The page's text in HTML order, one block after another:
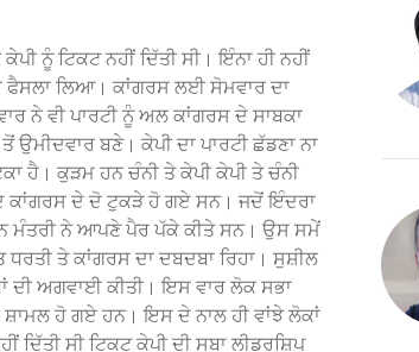
ਨੂੰ ਟਿਕਟ ਨਹੀਂ ਦਿੱਤੀ ਸੀ। ਇੰਨਾ ਹੀ ਨਹੀਂ
ਫੈਸਲਾ ਲਿਆ। ਕਾਂਗਰਸ ਲਈ ਸੋਮਵਾਰ ਦਾ
ਨੇ ਵੀ ਪਾਰਟੀ ਨੂੰ ਅਲ ਕਾਂਗਰਸ ਦੇ ਸਾਬਕਾ
ਬਣੇ। ਕੇਪੀ ਦਾ ਪਾਰਟੀ ਛੱਡਣਾ ਨਾ
ਹੈ। ਕੁੜਮ ਹਨ ਚੰਨੀ ਤੇ ਕੇਪੀ ਕੇਪੀ ਤੇ ਚੰਨੀ
ਕਾਂਗਰਸ ਦੇ ਦੋ ਟੁਕੜੇ ਹੋ ਗਏ ਸਨ। ਜਦੋਂ ਇੰਦਰਾ
ਮੰਤਰੀ ਨੇ ਆਪਣੇ ਪੈਰ ਪੱਕੇ ਕੀਤੇ ਸਨ। ਉਸ ਸਮੇਂ
ਤੇ ਕਾਂਗਰਸ ਦਾ ਦਬਦਬਾ ਰਿਹਾ। ਸੁਸ਼ੀਲ
ਦੀ ਅਗਵਾਈ ਕੀਤੀ। ਇਸ ਵਾਰ ਲੋਕ ਸਭਾ
ਹੋ ਗਏ ਹਨ। ਇਸ ਦੇ ਨਾਲ ਹੀ ਵਾਂਝੇ ਲੋਕਾਂ
ਸੀ ਟਿਕਟ ਕੇਪੀ ਦੀ ਸੂਬਾ ਲੀਡਰਸ਼ਿਪ